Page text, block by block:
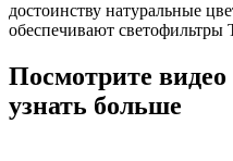
достоинству натуральные
обеспечивают
Посмотрите
узнать больше